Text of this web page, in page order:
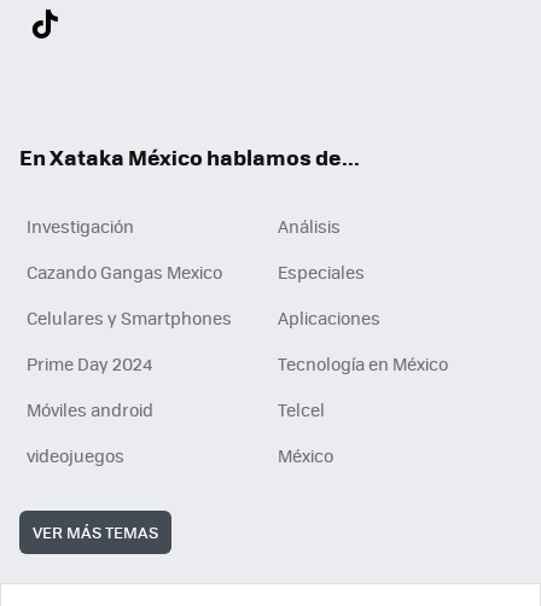
En Xataka México hablamos de...
Investigación
Análisis
Cazando Gangas Mexico
Especiales
Celulares y Smartphones
Aplicaciones
Prime Day 2024
Tecnología en México
Móviles android
Telcel
videojuegos
México
VER MÁS TEMAS